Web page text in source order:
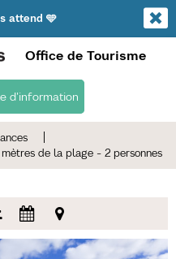
attend 🩵
Office de Tourisme
d'information
de la plage - 2 personnes